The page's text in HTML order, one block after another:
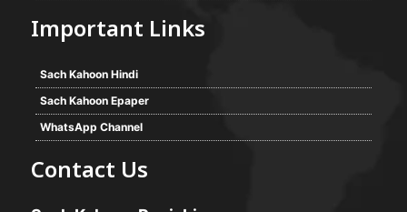
Important Links
Sach Kahoon Hindi
Sach Kahoon Epaper
WhatsApp Channel
Contact Us